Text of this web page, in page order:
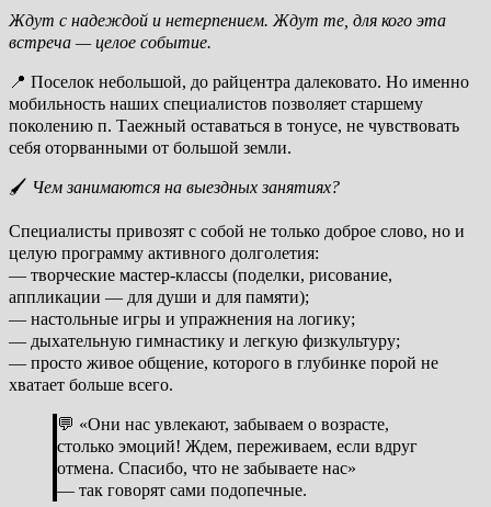
Ждут с надеждой и нетерпением. Ждут те, для кого эта
встреча — целое событие.
📍 Поселок небольшой, до райцентра далековато. Но именно
мобильность наших специалистов позволяет старшему
поколению п. Таежный оставаться в тонусе, не чувствовать
себя оторванными от большой земли.
🖌️ Чем занимаются на выездных занятиях?
Специалисты привозят с собой не только доброе слово, но и
целую программу активного долголетия:
— творческие мастер-классы (поделки, рисование,
аппликации — для души и для памяти);
— настольные игры и упражнения на логику;
— дыхательную гимнастику и легкую физкультуру;
— просто живое общение, которого в глубинке порой не
хватает больше всего.
💬 «Они нас увлекают, забываем о возрасте,
столько эмоций! Ждем, переживаем, если вдруг
отмена. Спасибо, что не забываете нас»
— так говорят сами подопечные.